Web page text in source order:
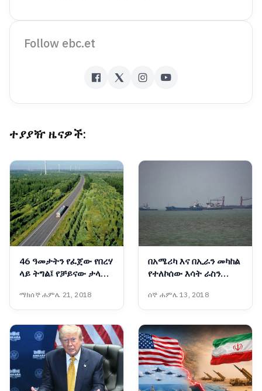
Follow ebc.et
ተያያዥ ዜናዎች:
46 ዓመታትን የፈጀው የበረሃ
ላይ ትግል፤ የቻይናው ታላቁ
ስኬት
ማክሰኞ ሐምሌ 21, 2018
በአሜሪካ እና በኢራን መካከል
የተለኮሰው እሳት ራስን
ዓለም አቀፍ ተቋማት ጠየቁ
ሰኞ ሐምሌ 13, 2018